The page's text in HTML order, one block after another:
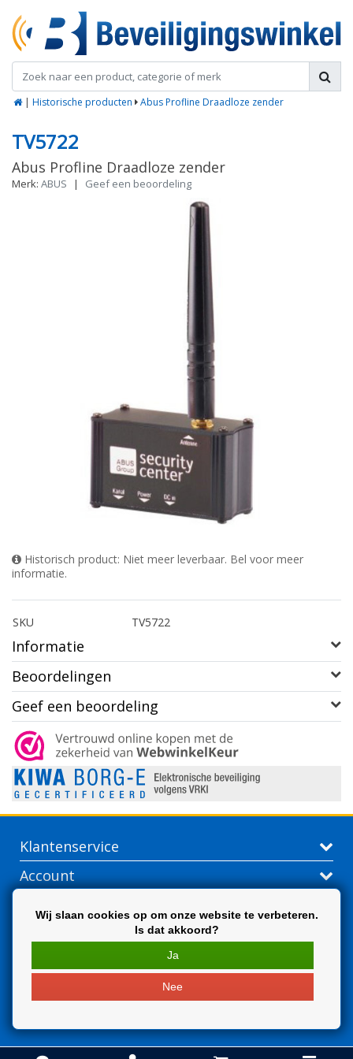
| Historische producten Abus Profline Draadloze zender
TV5722
Abus Profline Draadloze zender
Merk: ABUS | Geef een beoordeling
Historisch product: Niet meer leverbaar. Bel voor meer
informatie.
SKU TV5722
Informatie
Beoordelingen
Geef een beoordeling
Klantenservice
Account
Wij slaan cookies op om onze website te verbeteren.
Is dat akkoord?
Ja
Nee